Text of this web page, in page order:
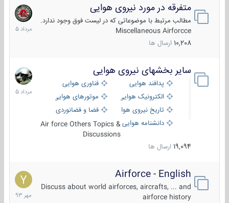
متفرقه در مورد نیروی هوایی
مطالب مرتبط با موضوعاتی که در لیست فوق وجود ندارد.
Miscellaneous Airforcce
10,208 ارسال ها
7
مرداد
1405
سایر بخشهای نیروی هوایی
پدافند هوایی
فناوری هوایی
الکترونیک هوایی
موتورهای هوایی
تاریخ نیروی هوایی
فضا و فضانوردی
دانشنامه هواییAir force Others Topics &
Discussions
19,094 ارسال ها
2
مرداد
1405
Airforce - English
Discuss about world airforces, aircrafts, ... and
airforce history
15
مهر
1393